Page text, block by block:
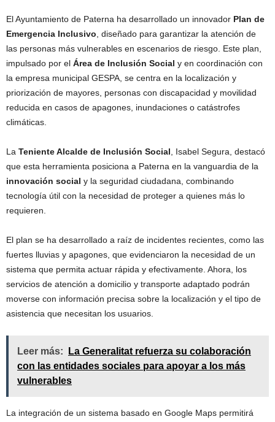
El Ayuntamiento de Paterna ha desarrollado un innovador Plan de
Emergencia Inclusivo , diseñado para garantizar la atención de
las personas más vulnerables en escenarios de riesgo. Este plan,
impulsado por el Área de Inclusión Social y en coordinación con
la empresa municipal GESPA, se centra en la localización y
priorización de mayores, personas con discapacidad y movilidad
reducida en casos de apagones, inundaciones o catástrofes
climáticas.
La Teniente Alcalde de Inclusión Social , Isabel Segura, destacó
que esta herramienta posiciona a Paterna en la vanguardia de la
innovación social y la seguridad ciudadana, combinando
tecnología útil con la necesidad de proteger a quienes más lo
requieren.
El plan se ha desarrollado a raíz de incidentes recientes, como las
fuertes lluvias y apagones, que evidenciaron la necesidad de un
sistema que permita actuar rápida y efectivamente. Ahora, los
servicios de atención a domicilio y transporte adaptado podrán
moverse con información precisa sobre la localización y el tipo de
asistencia que necesitan los usuarios.
Leer más:
La Generalitat refuerza su colaboración
con las entidades sociales para apoyar a los más
vulnerables
La integración de un sistema basado en Google Maps permitirá